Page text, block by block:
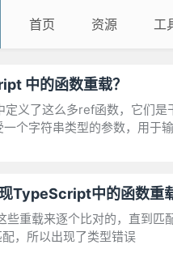
首页 资源 工
中的函数重载？
定义了这么多ref函数，它们
个字符串类型的参数，用于输
TypeScript中的函数重
重载来逐个比对的，直到
，所以出现了类型错误